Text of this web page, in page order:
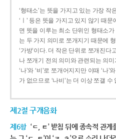
‘형태소’는 뜻을 가지고 있는 가장 작
‘ㅣ’ 등은 뜻을 가지고 있지 않기 때문
면 뜻을 이루는 최소 단위인 형태소가
는 두 가지 의미로 쪼개지기 때문에 형
‘가방’이다. 더 작은 단위로 쪼개진다
나 쪼개기 전의 의미와 관련되는 의미
‘나’와 ‘비’로 쪼개어지지만 이때 ‘나’
가 없으므로 ‘나비’는 더 이상 쪼갤
제2절 구개음화
제6항 ‘ㄷ, ㅌ’ 받침 뒤에 종속적 관계